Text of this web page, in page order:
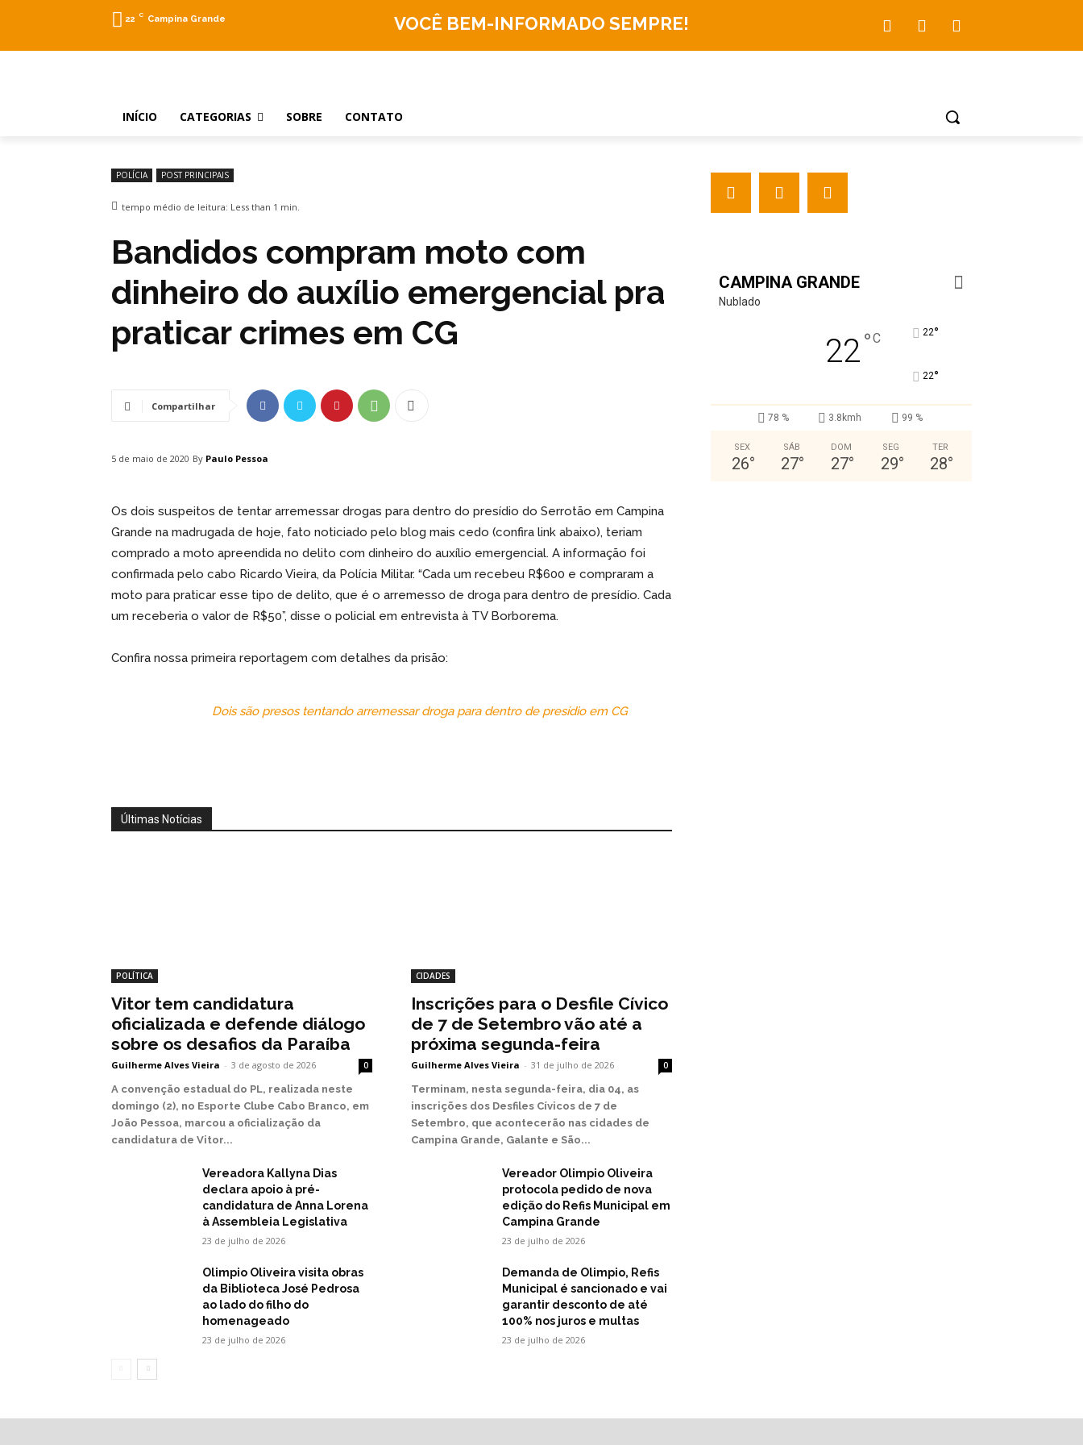
22 C Campina Grande VOCÊ BEM-INFORMADO SEMPRE!
INÍCIO CATEGORIAS SOBRE CONTATO
POLÍCIA POST PRINCIPAIS
tempo médio de leitura: Less than 1 min.
Bandidos compram moto com
dinheiro do auxílio emergencial pra
praticar crimes em CG
Compartilhar
5 de maio de 2020 By Paulo Pessoa
Os dois suspeitos de tentar arremessar drogas para dentro do presídio do Serrotão em Campina
Grande na madrugada de hoje, fato noticiado pelo blog mais cedo (confira link abaixo), teriam
comprado a moto apreendida no delito com dinheiro do auxílio emergencial. A informação foi
confirmada pelo cabo Ricardo Vieira, da Polícia Militar. “Cada um recebeu R$600 e compraram a
moto para praticar esse tipo de delito, que é o arremesso de droga para dentro de presídio. Cada
um receberia o valor de R$50”, disse o policial em entrevista à TV Borborema.
Confira nossa primeira reportagem com detalhes da prisão:
Dois são presos tentando arremessar droga para dentro de presídio em CG
Últimas Notícias
POLÍTICA
Vitor tem candidatura
oficializada e defende diálogo
sobre os desafios da Paraíba
Guilherme Alves Vieira - 3 de agosto de 2026 0
A convenção estadual do PL, realizada neste
domingo (2), no Esporte Clube Cabo Branco, em
João Pessoa, marcou a oficialização da
candidatura de Vitor...
CIDADES
Inscrições para o Desfile Cívico
de 7 de Setembro vão até a
próxima segunda-feira
Guilherme Alves Vieira - 31 de julho de 2026 0
Terminam, nesta segunda-feira, dia 04, as
inscrições dos Desfiles Cívicos de 7 de
Setembro, que acontecerão nas cidades de
Campina Grande, Galante e São...
Vereadora Kallyna Dias
declara apoio à pré-
candidatura de Anna Lorena
à Assembleia Legislativa
23 de julho de 2026
Vereador Olimpio Oliveira
protocola pedido de nova
edição do Refis Municipal em
Campina Grande
23 de julho de 2026
Olimpio Oliveira visita obras
da Biblioteca José Pedrosa
ao lado do filho do
homenageado
23 de julho de 2026
Demanda de Olimpio, Refis
Municipal é sancionado e vai
garantir desconto de até
100% nos juros e multas
23 de julho de 2026
CAMPINA GRANDE
Nublado
22°C 22°
22°
78 % 3.8kmh 99 %
SEX
26°
SÁB
27°
DOM
27°
SEG
29°
TER
28°